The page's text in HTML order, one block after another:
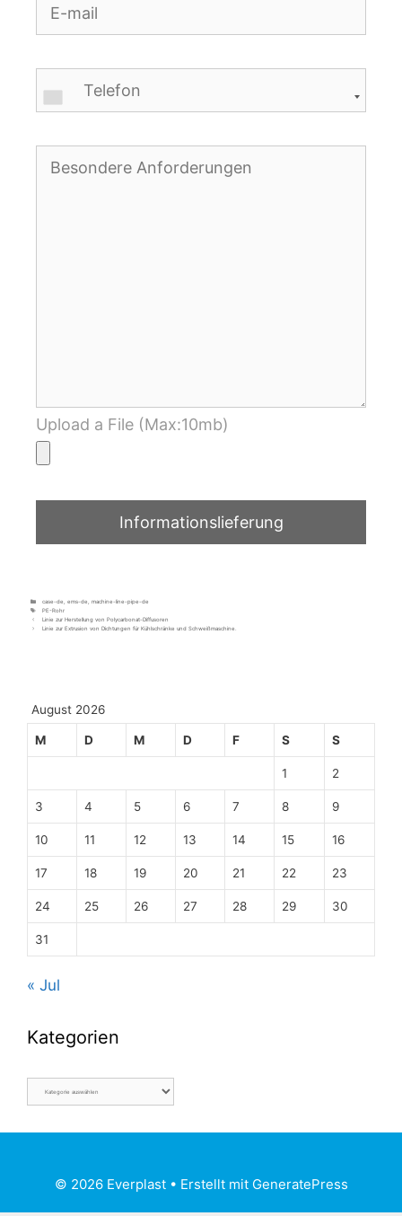
Upload a File (Max:10mb)
case-de ems-de
machine-line-pipe-de
PE-Rohr
Linie zur Herstellung von Polycarbonat-Diffusoren
Linie zur Extrusion von Dichtungen für Kühlschränke und Schweißmaschine.
August 2026
M D M D F S S
1 2
3 4 5 6 7 8 9
10 11 12 13 14 15 16
17 18 19 20 21 22 23
24 25 26 27 28 29 30
31
« Jul
Kategorien
© 2026 Everplast• Erstellt mit GeneratePress